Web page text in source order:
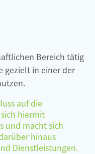
Bereich tätig
gezielt in einer der
auf die
hiermit
und macht sich
hinaus
Dienstleistungen.